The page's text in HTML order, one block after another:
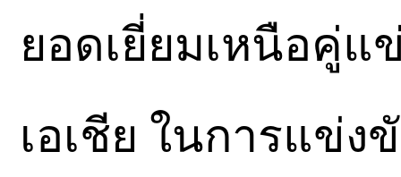
ยอดเยี่ยมเหนือคู่แ
เอเชีย ในการแข่ง